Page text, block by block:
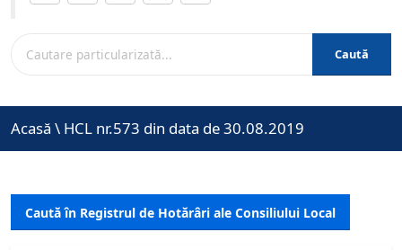
Caută
Acasă \ HCL nr.573 din data de 30.08.2019
Caută în Registrul de Hotărâri ale Consiliului Local